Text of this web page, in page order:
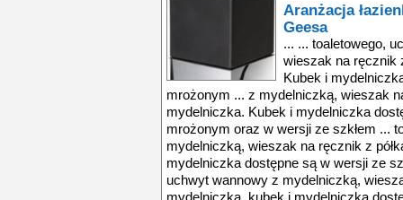
Aranżacja
Geesa
... ... toaletowego,
wieszak na ręcznik
Kubek i
mrożonym ... z mydelniczką, wieszak
mydelniczka. Kubek i mydelniczka
mrożonym oraz w wersji ze szkłem ...
mydelniczką, wieszak na ręcznik z
mydelniczka dostępne są w wersji ze
uchwyt wannowy z mydelniczką,